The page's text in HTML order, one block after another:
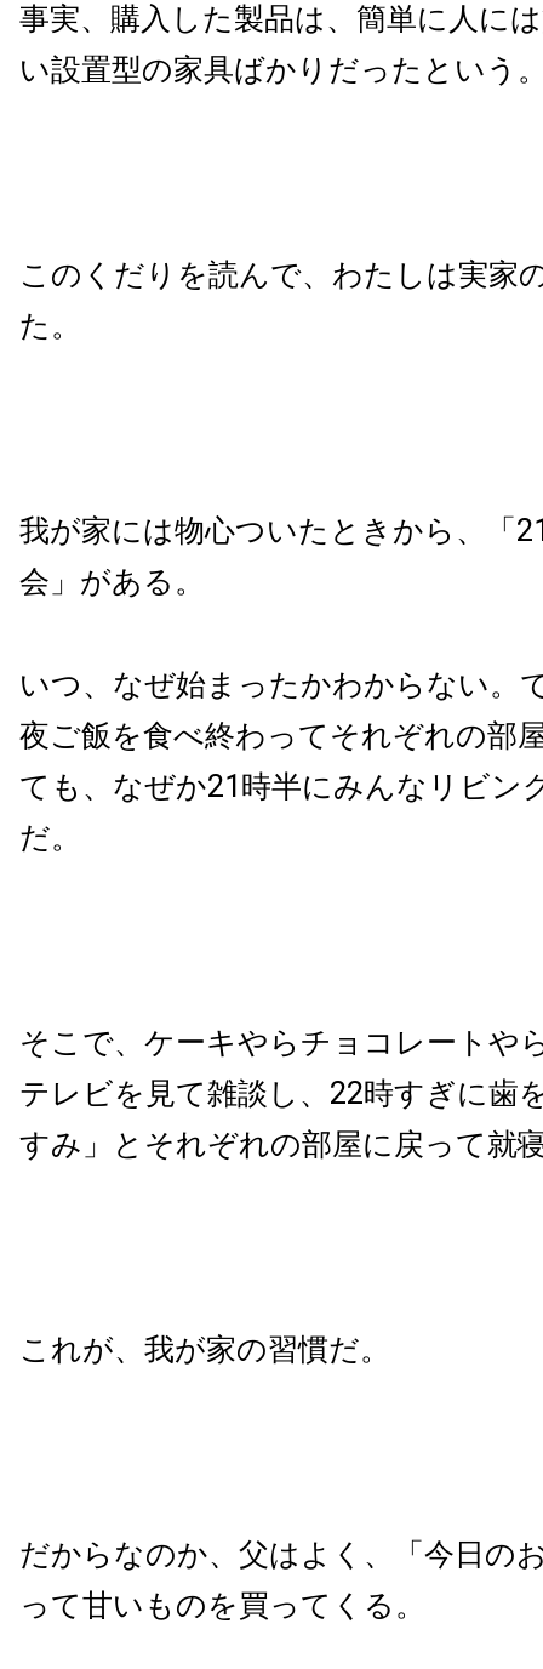
事実、購入した製品は、簡単に人に
い設置型の家具ばかりだったという
このくだりを読んで、わたしは実家
た。
我が家には物心ついたときから、「
会」がある。
いつ、なぜ始まったかわからない。
夜ご飯を食べ終わってそれぞれの部
ても、なぜか21時半にみんなリビン
だ。
そこで、ケーキやらチョコレートや
テレビを見て雑談し、22時すぎに歯
すみ」とそれぞれの部屋に戻って就
これが、我が家の習慣だ。
だからなのか、父はよく、「今日の
って甘いものを買ってくる。